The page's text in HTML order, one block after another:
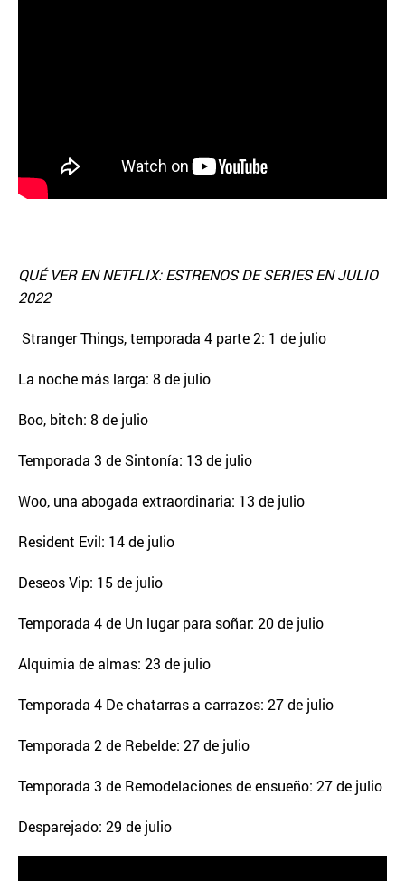
QUÉ VER EN NETFLIX: ESTRENOS DE SERIES EN JULIO
2022
Stranger Things, temporada 4 parte 2: 1 de julio
La noche más larga: 8 de julio
Boo, bitch: 8 de julio
Temporada 3 de Sintonía: 13 de julio
Woo, una abogada extraordinaria: 13 de julio
Resident Evil: 14 de julio
Deseos Vip: 15 de julio
Temporada 4 de Un lugar para soñar: 20 de julio
Alquimia de almas: 23 de julio
Temporada 4 De chatarras a carrazos: 27 de julio
Temporada 2 de Rebelde: 27 de julio
Temporada 3 de Remodelaciones de ensueño: 27 de julio
Desparejado: 29 de julio